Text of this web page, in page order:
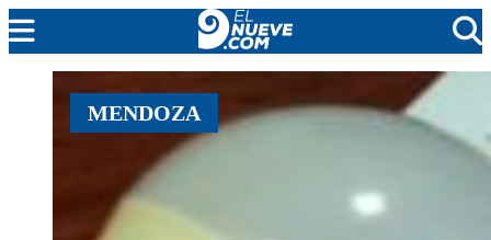
EL NUEVE
SOCIEDAD
POLICIALES
EN VIVO
MENDOZA